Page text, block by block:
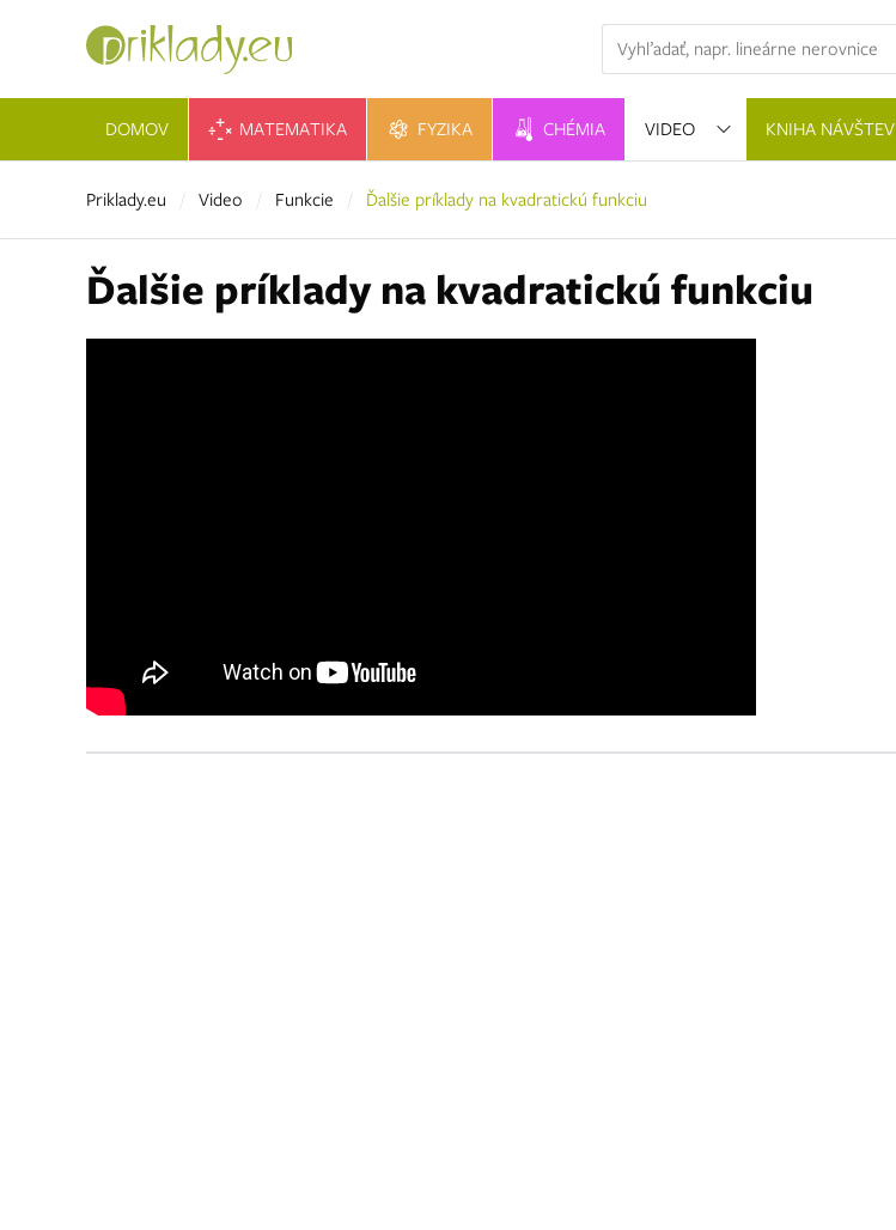
Hľadaná výraz
DOMOV MATEMATIKA FYZIKA CHÉMIA VIDEO KNIHA NÁVŠTEV
Priklady.eu Video Funkcie Ďalšie príklady na kvadratickú funkciu
Ďalšie príklady na kvadratickú funkciu